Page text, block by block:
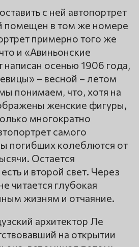
с ней автопортрет
помещен в том же номере
примерно того же
и «Авиньонские
написан осенью 1906 года,
– весной – летом
понимаем, что, хотя на
женские фигуры,
многократно
самого
погибших колеблются от
Остается
и второй свет. Через
читается глубокая
жизням и отчаяние.
архитектор Ле
на открытии